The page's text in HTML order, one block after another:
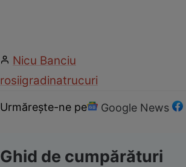
Nicu Banciu
rosiigradinatrucuri
Urmărește-ne pe Google News
Ghid de cumpărături